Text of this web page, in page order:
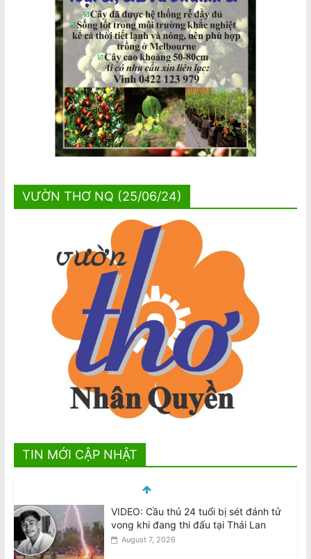
VƯỜN THƠ NQ (25/06/24)
TIN MỚI CẬP NHẬT
VHRN & DTD: Chính Quyền Cộng Sản
Việt Nam Trấn Áp và Bỏ Tù Các Nhà
Văn